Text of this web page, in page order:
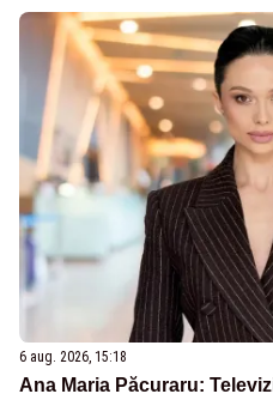
6 aug. 2026, 15:18
Ana Maria Păcuraru: